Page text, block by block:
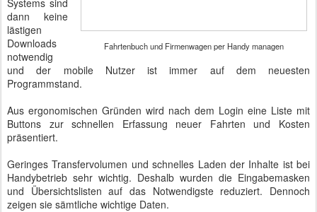
Fahrtenbuch und Firmenwagen per Handy managen
Systems sind
dann keine
lästigen
Downloads
notwendig
und der mobile Nutzer ist immer auf dem neuesten
Programmstand.
Aus ergonomischen Gründen wird nach dem Login eine Liste mit
Buttons zur schnellen Erfassung neuer Fahrten und Kosten
präsentiert.
Geringes Transfervolumen und schnelles Laden der Inhalte ist bei
Handybetrieb sehr wichtig. Deshalb wurden die Eingabemasken
und Übersichtslisten auf das Notwendigste reduziert. Dennoch
zeigen sie sämtliche wichtige Daten.